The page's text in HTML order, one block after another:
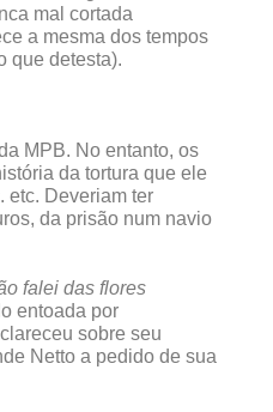
mal cortada
a mesma dos tempos
que detesta).
MPB. No entanto, os
da tortura que ele
etc. Deveriam ter
da prisão num navio
falei das flores
entoada por
sobre seu
Netto a pedido de sua